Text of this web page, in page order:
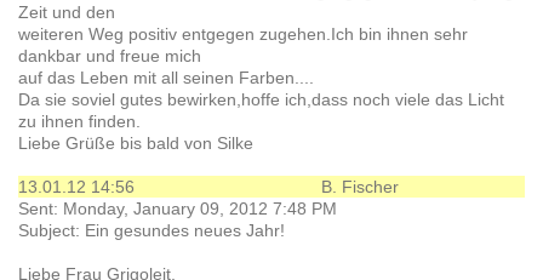
Zeit und den
weiteren Weg positiv entgegen zugehen.Ich bin ihnen sehr
dankbar und freue mich
auf das Leben mit all seinen Farben....
Da sie soviel gutes bewirken,hoffe ich,dass noch viele das Licht
zu ihnen finden.
Liebe Grüße bis bald von Silke
13.01.12 14:56
B. Fischer
Sent: Monday, January 09, 2012 7:48 PM
Subject: Ein gesundes neues Jahr!
Liebe Frau Grigoleit,